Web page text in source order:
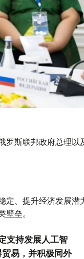
罗斯联邦政府总理以
定、提升经济发展潜
垒。
支持发展人工智
易，并积极同外